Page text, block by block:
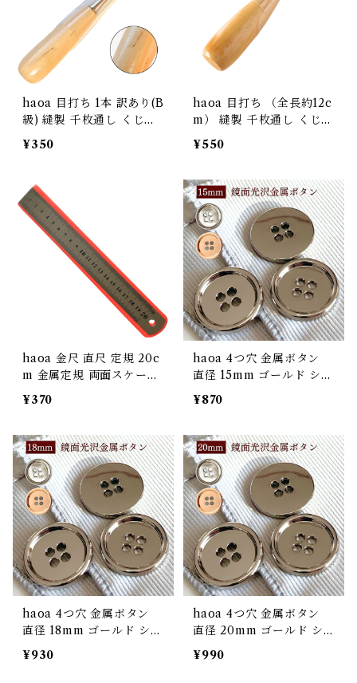
haoa 目打ち 1本 訳あり(B
級) 縫製 千枚通し くじり
DIY 服作り 手芸 レザーク
ラフト 天然木 無地
¥350
haoa 目打ち （全長約12c
m） 縫製 千枚通し くじり
DIY 服作り 手芸 レザーク
ラフト
¥550
haoa 金尺 直尺 定規 20c
m 金属定規 両面スケール
センチ インチ 上下段 1m
mピッチ 測定工具
¥370
haoa 4つ穴 金属ボタン
直径 15mm ゴールド シル
バー 【6個セット】 ボタ
ン 金ボタン 上品な光沢 合
¥870
haoa 4つ穴 金属ボタン
直径 18mm ゴールド シル
バー 【6個セット】 ボタ
ン 金ボタン 上品な光沢 合
¥930
haoa 4つ穴 金属ボタン
直径 20mm ゴールド シ
ルバー 【6個セット】 ボ
タン 金ボタン 上品な光沢
¥990